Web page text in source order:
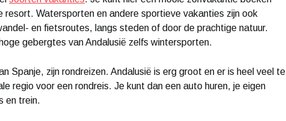
resort. Watersporten en andere sportieve vakanties zijn ook
en fietsroutes, langs steden of door de prachtige natuur.
gebergtes van Andalusië zelfs wintersporten.
Spanje, zijn rondreizen. Andalusië is erg groot en er is heel veel te
regio voor een rondreis. Je kunt dan een auto huren, je eigen
en trein.